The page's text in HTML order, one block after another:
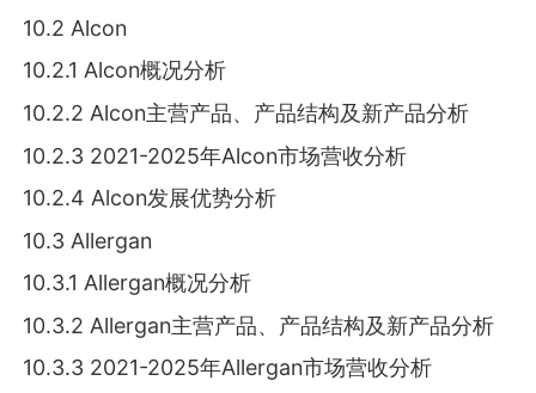
10.2 Alcon
10.2.1 Alcon概况分析
10.2.2 Alcon主营产品、产品结构及新产品分析
10.2.3 2021-2025年Alcon市场营收分析
10.2.4 Alcon发展优势分析
10.3 Allergan
10.3.1 Allergan概况分析
10.3.2 Allergan主营产品、产品结构及新产品分析
10.3.3 2021-2025年Allergan市场营收分析